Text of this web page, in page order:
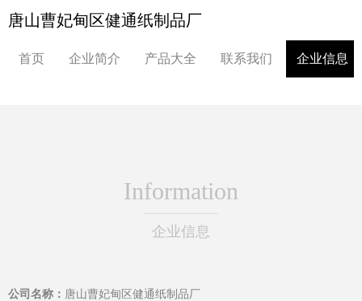
唐山曹妃甸区健通纸制品厂
首页 企业简介 产品大全 联系我们 企业信息
Information
企业信息
公司名称： 唐山曹妃甸区健通纸制品厂